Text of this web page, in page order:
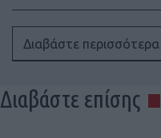
Διαβάστε περισσότερα
Διαβάστε επίσης